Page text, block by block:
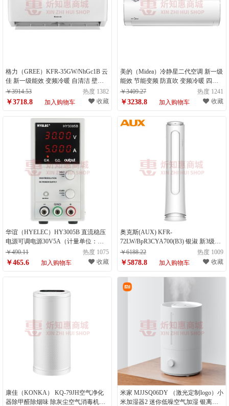
格力（GREE）KFR-35GW/NhGc1B 云
佳 新一级能效 变频冷暖 自清洁 壁挂
式空调挂机 1.5匹（计量单位：台）
￥3914.53 热度 1382
￥3718.8 加入购物车 收藏
美的（Midea）冷静星二代空调 新一级
能效 节能变频 防直吹 变频冷暖 四代
自清洁省电壁挂式空调 大1.5匹（计量
单位：台）
￥3409.27 热度 1241
￥3238.8 加入购物车 收藏
华谊（HYELEC）HY3005B 直流稳压
电源可调电源30V5A（计量单位：
台）
￥490.11 热度 1075
￥465.6 加入购物车 收藏
奥克斯(AUX) KFR-
72LW/BpR3CYA700(B3) 银淑 新3级能
效 变频冷暖空调柜机 3匹（计量单
位：台）
￥6188.22 热度 1009
￥5878.8 加入购物车 收藏
康佳（KONKA） KQ-79JH空气净化
器除甲醛除烟味 除灰尘空气消毒机新
米家 MJJSQ06DY （激光定制logo）小
米加湿器2 迷你低噪空气加湿 银离子